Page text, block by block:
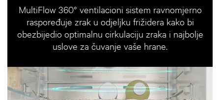
MultiFlow 360° ventilacioni sistem ravnomjerno
raspoređuje zrak u odjeljku frižidera kako bi
obezbijedio optimalnu cirkulaciju zraka i najbolje
uslove za čuvanje vaše hrane.